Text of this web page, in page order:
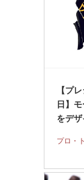
【プ
日】
をデ
プロ・